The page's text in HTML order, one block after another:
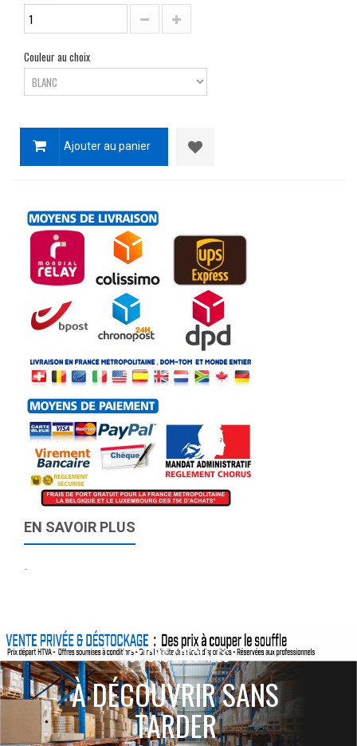
Couleur au choix
Ajouter au panier
EN SAVOIR PLUS
-
ACTIONS SPÉCIALES
À DÉCOUVRIR SANS
TARDER